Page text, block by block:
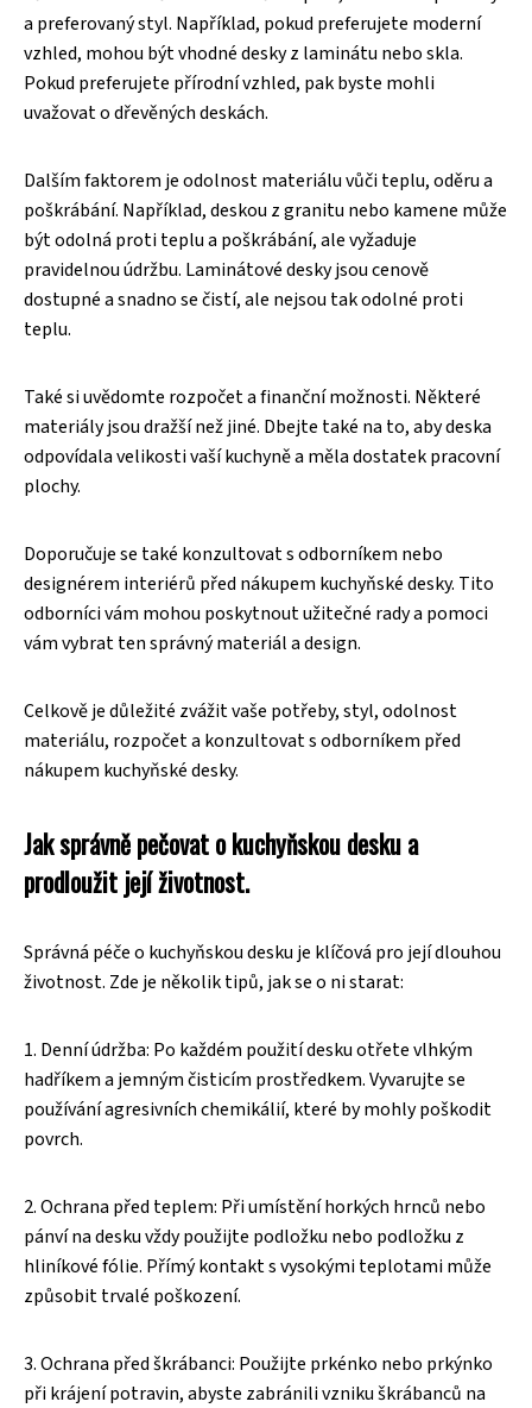
a preferovaný styl. Například, pokud preferujete moderní
vzhled, mohou být vhodné desky z laminátu nebo skla.
Pokud preferujete přírodní vzhled, pak byste mohli
uvažovat o dřevěných deskách.
Dalším faktorem je odolnost materiálu vůči teplu, oděru a
poškrábání. Například, deskou z granitu nebo kamene může
být odolná proti teplu a poškrábání, ale vyžaduje
pravidelnou údržbu. Laminátové desky jsou cenově
dostupné a snadno se čistí, ale nejsou tak odolné proti
teplu.
Také si uvědomte rozpočet a finanční možnosti. Některé
materiály jsou dražší než jiné. Dbejte také na to, aby deska
odpovídala velikosti vaší kuchyně a měla dostatek pracovní
plochy.
Doporučuje se také konzultovat s odborníkem nebo
designérem interiérů před nákupem kuchyňské desky. Tito
odborníci vám mohou poskytnout užitečné rady a pomoci
vám vybrat ten správný materiál a design.
Celkově je důležité zvážit vaše potřeby, styl, odolnost
materiálu, rozpočet a konzultovat s odborníkem před
nákupem kuchyňské desky.
Jak správně pečovat o kuchyňskou desku a
prodloužit její životnost.
Správná péče o kuchyňskou desku je klíčová pro její dlouhou
životnost. Zde je několik tipů, jak se o ni starat:
1. Denní údržba: Po každém použití desku otřete vlhkým
hadříkem a jemným čisticím prostředkem. Vyvarujte se
používání agresivních chemikálií, které by mohly poškodit
povrch.
2. Ochrana před teplem: Při umístění horkých hrnců nebo
pánví na desku vždy použijte podložku nebo podložku z
hliníkové fólie. Přímý kontakt s vysokými teplotami může
způsobit trvalé poškození.
3. Ochrana před škrábanci: Použijte prkénko nebo prkýnko
při krájení potravin, abyste zabránili vzniku škrábanců na